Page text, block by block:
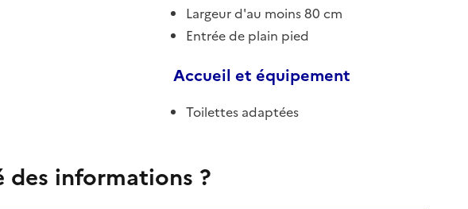
Largeur d'au moins 80 cm
Entrée de plain pied
Accueil et équipement
Toilettes adaptées
des informations ?